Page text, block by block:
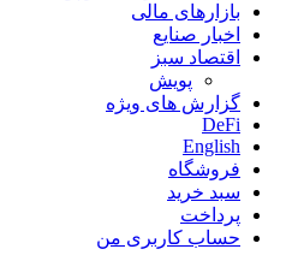
بازارهای مالی
اخبار صنایع
اقتصاد سبز
پویش
گزارش های ویژه
DeFi
English
فروشگاه
سبد خرید
پرداخت
حساب کاربری من